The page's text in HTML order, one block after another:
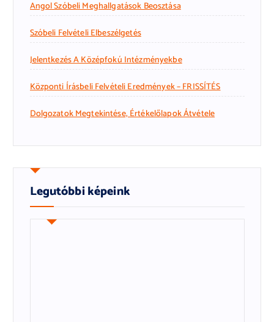
Angol Szóbeli Meghallgatások Beosztása
Szóbeli Felvételi Elbeszélgetés
Jelentkezés A Középfokú Intézményekbe
Központi Írásbeli Felvételi Eredmények – FRISSÍTÉS
Dolgozatok Megtekintése, Értékelőlapok Átvétele
Legutóbbi képeink